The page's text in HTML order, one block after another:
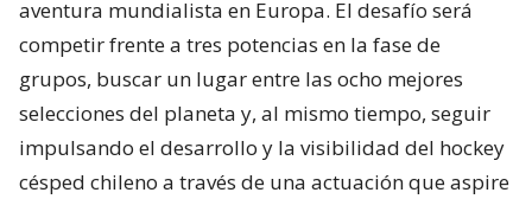
aventura mundialista en Europa. El desafío será
competir frente a tres potencias en la fase de
grupos, buscar un lugar entre las ocho mejores
selecciones del planeta y, al mismo tiempo, seguir
impulsando el desarrollo y la visibilidad del hockey
césped chileno a través de una actuación que aspire